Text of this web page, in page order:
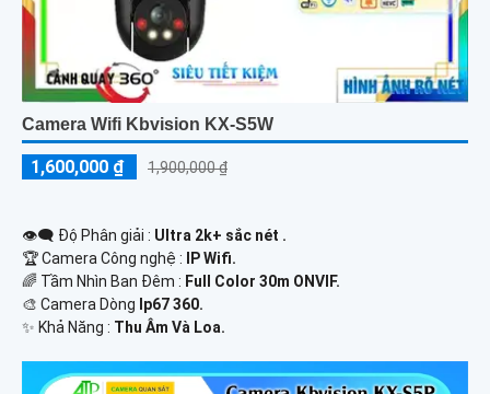
Camera Wifi Kbvision KX-S5W
1,600,000 ₫ 1,900,000 ₫
👁️‍🗨 Độ Phân giải : Ultra 2k+ sắc nét .
🏆 Camera Công nghệ :
IP Wifi.
🌈 Tầm Nhìn Ban Đêm : Full Color 30m ONVIF.
🎨 Camera Dòng Ip67 360.
️✨ Khả Năng : Thu Âm Và Loa.